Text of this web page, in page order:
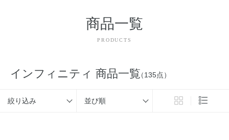
商品一覧
PRODUCTS
インフィニティ 商品一覧（135点）
絞り込み 並び順